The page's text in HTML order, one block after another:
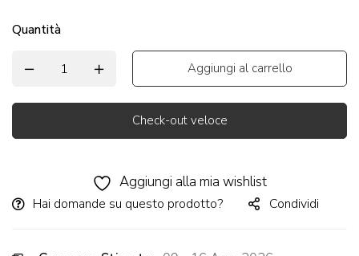
Quantità
Aggiungi al carrello
Check-out veloce
Aggiungi alla mia wishlist
Hai domande su questo prodotto? Condividi